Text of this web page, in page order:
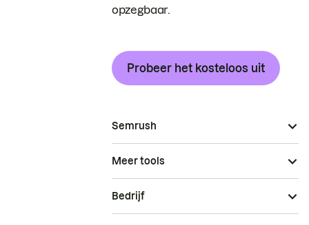
opzegbaar.
Probeer het kosteloos uit
Semrush
Meer tools
Bedrijf